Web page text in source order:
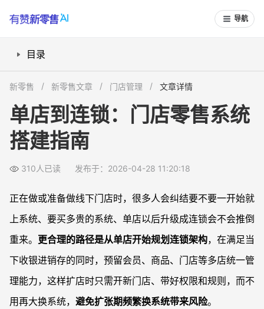
导航
目录
从单店扩展到多店，系统需要做哪些升级设置？
如何规划数据与运营中台，为未来规模连锁打基础？
单店还不稳定，有必要一开始就按连锁思路选系统吗？
现在用的是简单收银工具，扩店时如何平滑升级？
新零售 新零售文章 门店管理 文章详情
单店到连锁：门店零售系统
搭建指南
310人已读 发布于：2026-04-28 11:20:18
正在做或准备做线下门店时，很多人会纠结要不要一开始就
上系统、要买多贵的系统、单店以后升级成连锁会不会推倒
重来。 更合理的路径是从单店开始规划连锁架构，在满足当
下收银进销存的同时，预留会员、商品、门店等多店统一管
理能力，这样扩店时只需开新门店、带好权限和规则，而不
用再大换系统， 避免扩张期频繁换系统带来风险。